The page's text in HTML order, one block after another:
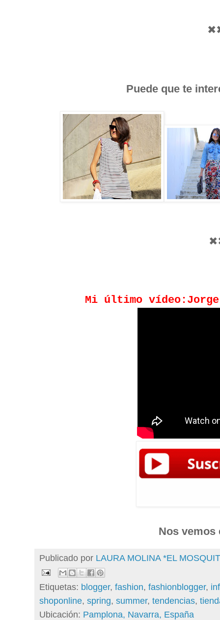
Puede que te
Mi último vídeo:Jorge
Nos vemos
Publicado por LAURA MOLINA *EL
Etiquetas: blogger, fashion, fashionblogger,
shoponline, spring, summer, tendencias,
Ubicación: Pamplona, Navarra, España